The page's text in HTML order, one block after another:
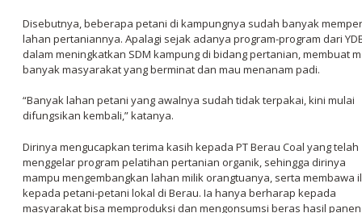
Disebutnya, beberapa petani di kampungnya sudah banyak
lahan pertaniannya. Apalagi sejak adanya program-program dari
dalam meningkatkan SDM kampung di bidang pertanian, membuat
banyak masyarakat yang berminat dan mau menanam padi.
“Banyak lahan petani yang awalnya sudah tidak terpakai, kini mulai
difungsikan kembali,” katanya.
Dirinya mengucapkan terima kasih kepada PT Berau Coal yang telah
menggelar program pelatihan pertanian organik, sehingga dirinya
mampu mengembangkan lahan milik orangtuanya, serta membawa
kepada petani-petani lokal di Berau. Ia hanya berharap kepada
masyarakat bisa memproduksi dan mengonsumsi beras hasil panen